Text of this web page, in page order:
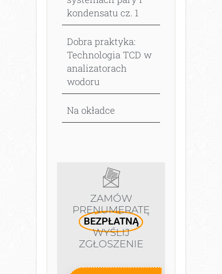
kondensatu cz. 1
Dobra praktyka:
Technologia TCD w
analizatorach
wodoru
Na okładce
ZAMÓW
PRENUMERATĘ
BEZPŁATNĄ
WYŚLIJ
ZGŁOSZENIE